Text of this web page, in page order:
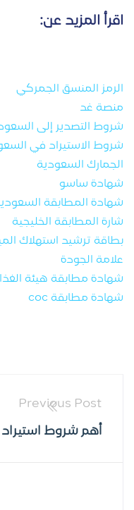
اقرأ المزيد عن:
الرمز المنسق الجمركي
منصة غد
شروط التصدير إلى
شروط الاستيراد في
الجمارك السعودية
شهادة ساسو
شهادة المطابقة
شارة المطابقة الخليجية
بطاقة ترشيد استهلاك
علامة الجودة
شهادة مطابقة هيئة
شهادة مطابقة coc
Previous Post
أهم شروط